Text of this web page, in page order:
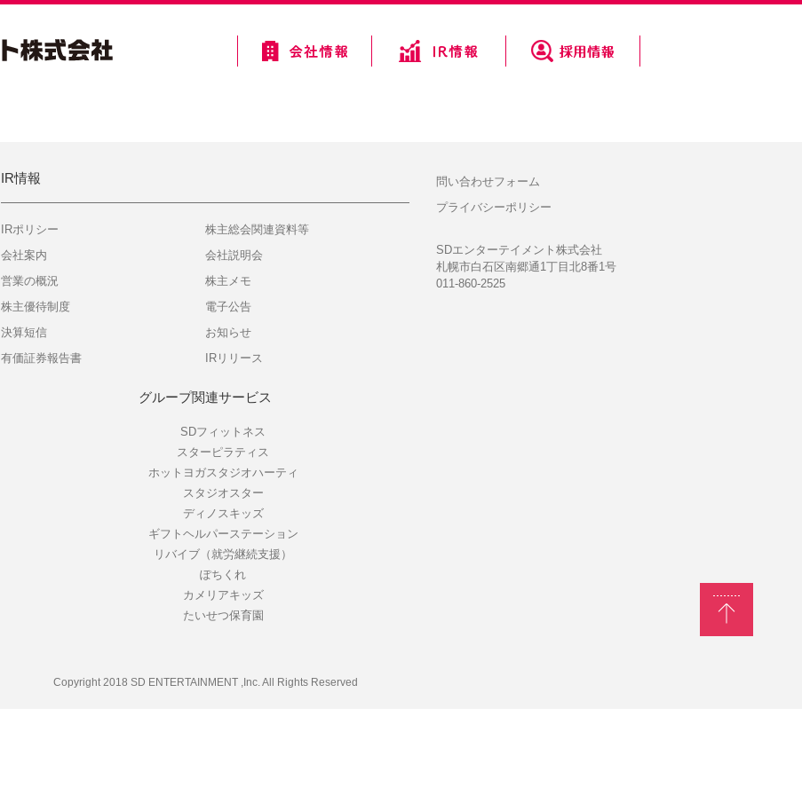
IR情報
IRポリシー
会社案内
営業の概況
株主優待制度
決算短信
有価証券報告書
株主総会関連資料等
会社説明会
株主メモ
電子公告
お知らせ
IRリリース
問い合わせフォーム
プライバシーポリシー
SDエンターテイメント株式会社
札幌市白石区南郷通1丁目北8番1号
011-860-2525
グループ関連サービス
SDフィットネス
スターピラティス
ホットヨガスタジオハーティ
スタジオスター
ディノスキッズ
ギフトヘルパーステーション
リバイブ（就労継続支援）
ぽちくれ
カメリアキッズ
たいせつ保育園
Copyright 2018 SD ENTERTAINMENT ,Inc. All Rights Reserved